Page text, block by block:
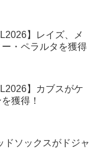
】レイズ、メ
・ペラルタを獲得
】カブスがケ
獲得！
ドソックスがドジャ